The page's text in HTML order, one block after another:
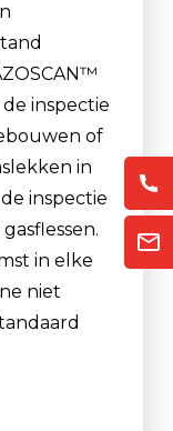
inspectie
of
in
inspectie
in elke
niet